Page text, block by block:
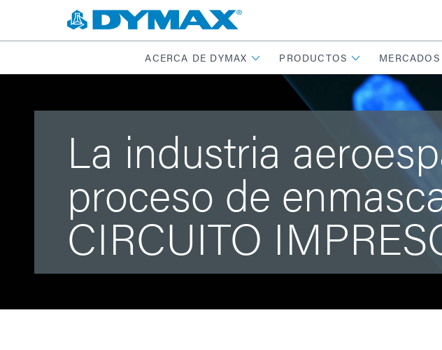
ACERCA DE DYMAX PRODUCTOS MERCADOS
La industria
proceso de
CIRCUITO